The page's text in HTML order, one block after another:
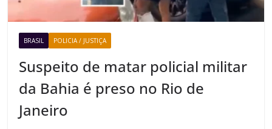
BRASIL POLICIA / JUSTIÇA
Suspeito de matar policial militar
da Bahia é preso no Rio de
Janeiro